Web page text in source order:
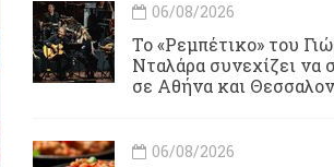
06/08/2026
Το «Ρεμπέτικο» του
Νταλάρα συνεχίζει να
σε Αθήνα και
06/08/2026